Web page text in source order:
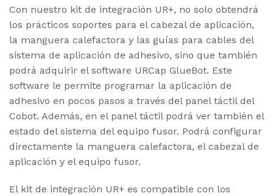
Con nuestro kit de integración UR+, no solo obtendrá
los prácticos soportes para el cabezal de aplicación,
la manguera calefactora y las guías para cables del
sistema de aplicación de adhesivo, sino que también
podrá adquirir el software URCap GlueBot. Este
software le permite programar la aplicación de
adhesivo en pocos pasos a través del panel táctil del
Cobot. Además, en el panel táctil podrá ver también el
estado del sistema del equipo fusor. Podrá configurar
directamente la manguera calefactora, el cabezal de
aplicación y el equipo fusor.
El kit de integración UR+ es compatible con los